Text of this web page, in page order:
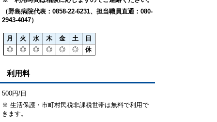
（野島病院代表：0858-22-6231、担当職員直通：080-
2943-4047）
月 火 水 木 金 土
日
◎
◎ ◎ ◎ ◎ ◎ 休
利用料
500円/日
※ 生活保護・市町村民税非課税世帯は無料で利用で
きます。